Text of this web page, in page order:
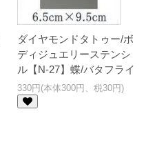
ダイヤモンドタトゥー/ボ
ディジュエリーステンシ
ル【N-27】蝶/バタフライ
330円(本体300円、税30円)